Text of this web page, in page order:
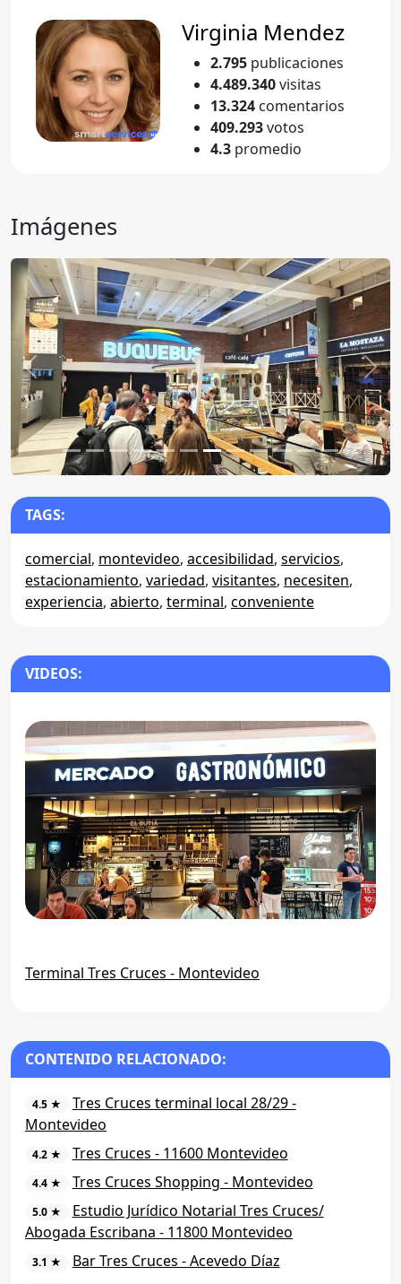
Virginia Mendez
2.795 publicaciones
4.489.340visitas
13.324 comentarios
409.293votos
4.3 promedio
Imágenes
Anterior
TAGS:
comercial, montevideo, accesibilidad, servicios,
estacionamiento, variedad, visitantes, necesiten,
experiencia, abierto, terminal, conveniente
VIDEOS:
Terminal Tres Cruces - Montevideo
CONTENIDO RELACIONADO:
4.5 ★
Tres Cruces terminal local 28/29 -
Montevideo
4.2 ★ Tres Cruces - 11600 Montevideo
4.4 ★ Tres Cruces Shopping - Montevideo
5.0 ★
Estudio Jurídico Notarial Tres Cruces/
Abogada Escribana - 11800 Montevideo
3.1 ★ Bar Tres Cruces - Acevedo Díaz